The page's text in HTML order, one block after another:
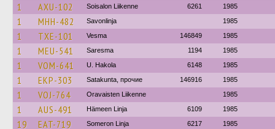
1 AXU-102 Soisalon Liikenne 6261 1985
1 MHH-482 Savonlinja 1985
1 TXE-101 Vesma 146849 1985
1 MEU-541 Saresma 1194 1985
1 VOM-641 U. Hakola 6148 1985
1 EKP-303 Satakunta, прочие 146916 1985
1 VOJ-764 Oravaisten Liikenne 1985
1 AUS-491 Hämeen Linja 6109 1985
19 EAT-719 Someron Linja 6217 1985